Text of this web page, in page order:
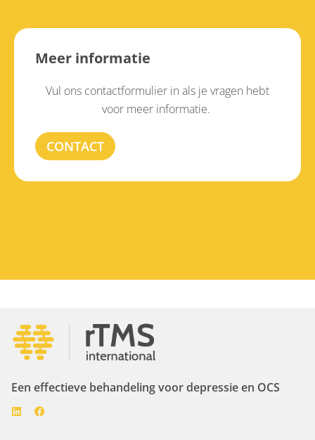
Meer informatie
Vul ons contactformulier in als je vragen hebt
voor meer informatie.
CONTACT
Een effectieve behandeling voor depressie en OCS